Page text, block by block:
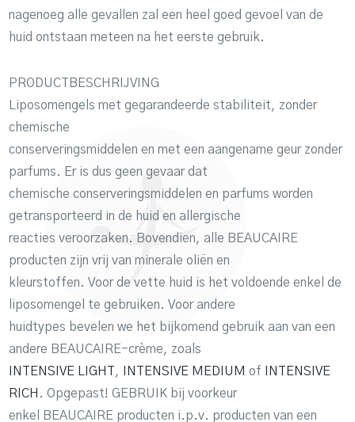
nagenoeg alle gevallen zal een heel goed gevoel van de
huid ontstaan meteen na het eerste gebruik.
PRODUCTBESCHRIJVING
Liposomengels met gegarandeerde stabiliteit, zonder
chemische
conserveringsmiddelen en met een aangename geur zonder
parfums. Er is dus geen gevaar dat
chemische conserveringsmiddelen en parfums worden
getransporteerd in de huid en allergische
reacties veroorzaken. Bovendien, alle BEAUCAIRE
producten zijn vrij van minerale oliën en
kleurstoffen. Voor de vette huid is het voldoende enkel de
liposomengel te gebruiken. Voor andere
huidtypes bevelen we het bijkomend gebruik aan van een
andere BEAUCAIRE-crème, zoals
INTENSIVE LIGHT
, INTENSIVE MEDIUM of
INTENSIVE
RICH . Opgepast! GEBRUIK bij voorkeur
enkel BEAUCAIRE producten i.p.v. producten van een